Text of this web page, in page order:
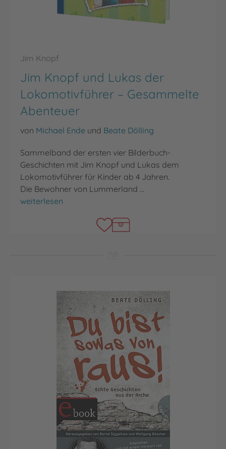
Jim Knopf
Jim Knopf und Lukas der
Lokomotivführer – Gesammelte
Abenteuer
von Michael Ende und Beate Dölling
Sammelband der ersten vier Bilderbuch-
Geschichten mit Jim Knopf und Lukas dem
Lokomotivführer für Kinder ab 4 Jahren.
Die Bewohner von Lummerland …
Jim Knopf und Lukas der Lokomotivführer –
weiterlesen